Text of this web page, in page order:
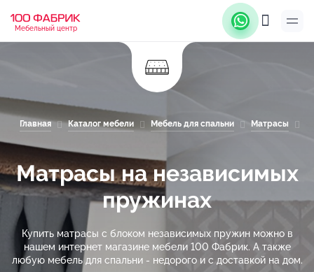
Мебельный центр
Главная Каталог мебели Мебель для спальни Матрасы
Матрасы на независимых
пружинах
Купить матрасы с блоком независимых пружин можно в
нашем интернет магазине мебели 100 Фабрик. А также
любую мебель для спальни - недорого и с доставкой на дом.